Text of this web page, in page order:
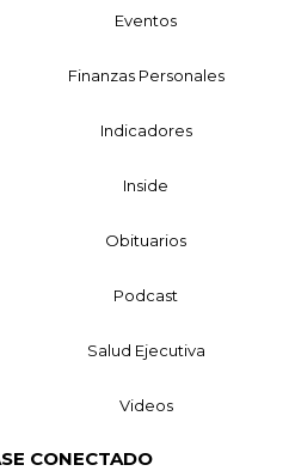
Eventos
Finanzas Personales
Indicadores
Inside
Obituarios
Podcast
Salud Ejecutiva
Videos
CONECTADO